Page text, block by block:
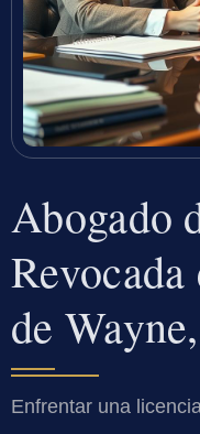
Abogado
de
Enfrentar una